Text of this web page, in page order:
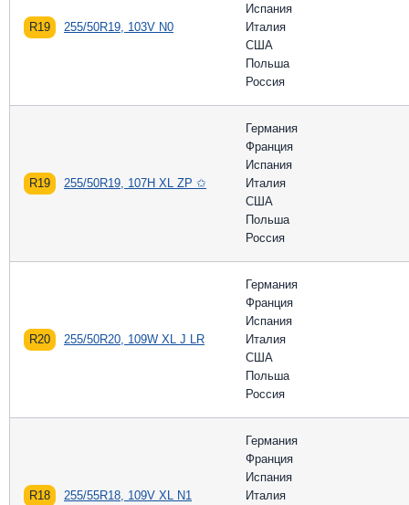
R19 255/50R19, 103V N0
Испания
Италия
США
Польша
Россия
R19 255/50R19, 107H XL ZP ✩
Германия
Франция
Испания
Италия
США
Польша
Россия
R20 255/50R20, 109W XL J LR
Германия
Франция
Испания
Италия
США
Польша
Россия
R18 255/55R18, 109V XL N1
Германия
Франция
Испания
Италия